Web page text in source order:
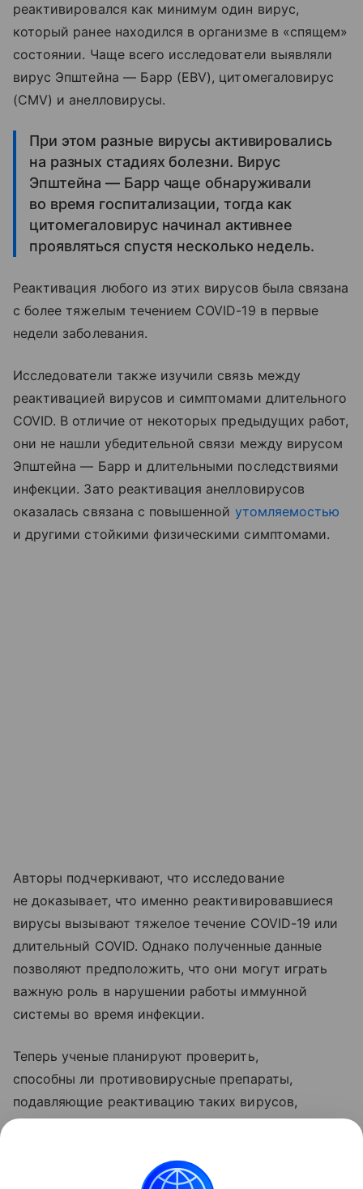
реактивировался как минимум один вирус,
который ранее находился в организме в «спящем»
состоянии. Чаще всего исследователи выявляли
вирус Эпштейна — Барр (EBV), цитомегаловирус
(CMV) и анелловирусы.
При этом разные вирусы активировались
на разных стадиях болезни. Вирус
Эпштейна — Барр чаще обнаруживали
во время госпитализации, тогда как
цитомегаловирус начинал активнее
проявляться спустя несколько недель.
Реактивация любого из этих вирусов была связана
с более тяжелым течением COVID-19 в первые
недели заболевания.
Исследователи также изучили связь между
реактивацией вирусов и симптомами длительного
COVID. В отличие от некоторых предыдущих работ,
они не нашли убедительной связи между вирусом
Эпштейна — Барр и длительными последствиями
инфекции. Зато реактивация анелловирусов
оказалась связана с повышенной утомляемостью
и другими стойкими физическими симптомами.
Авторы подчеркивают, что исследование
не доказывает, что именно реактивировавшиеся
вирусы вызывают тяжелое течение COVID-19 или
длительный COVID. Однако полученные данные
позволяют предположить, что они могут играть
важную роль в нарушении работы иммунной
системы во время инфекции.
Теперь ученые планируют проверить,
способны ли противовирусные препараты,
подавляющие реактивацию таких вирусов,
уменьшить риск развития долгосрочных